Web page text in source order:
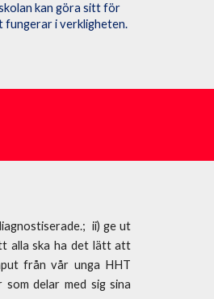
kan göra sitt för
fungerar i verkligheten.
ii) ge ut
alla ska ha det lätt att
från vår unga HHT
delar med sig sina